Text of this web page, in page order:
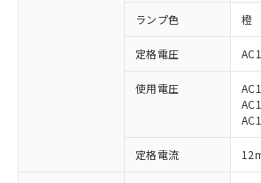
ランプ色 橙
定格電圧
使用電圧
定格電流
対応済み：EU RoHS指令（
非含有に対応した製品が提供可